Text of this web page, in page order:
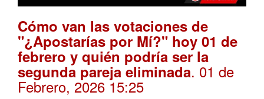
Cómo van las votaciones de
"¿Apostarías por Mí?" hoy 01 de
febrero y quién podría ser la
segunda pareja eliminada. 01 de
Febrero, 2026 15:25